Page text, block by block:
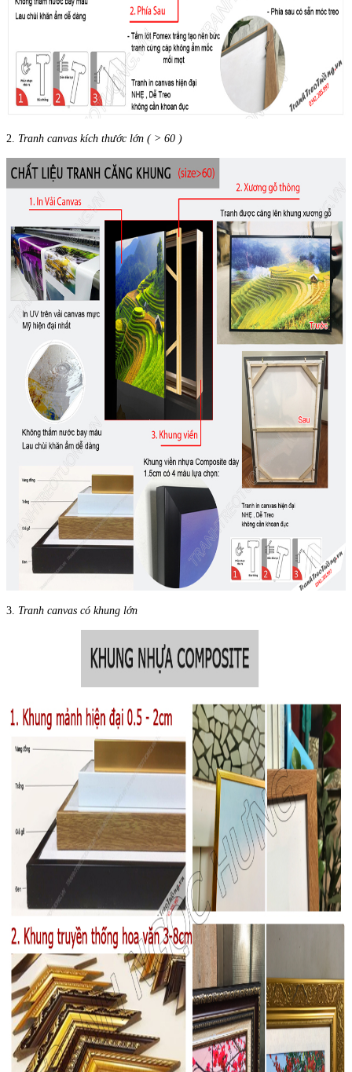
2. Tranh canvas kích thước lớn ( > 60 )
3. Tranh canvas có khung lớn